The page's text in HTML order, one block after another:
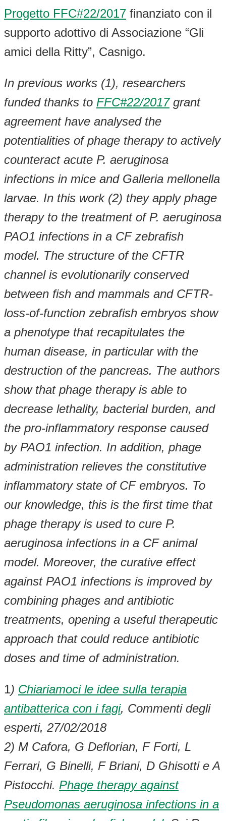
Progetto FFC#22/2017 finanziato con il
supporto adottivo di Associazione “Gli
amici della Ritty”, Casnigo.
In previous works (1), researchers
funded thanks to FFC#22/2017grant
agreement have analysed the
potentialities of phage therapy to actively
counteract acute P. aeruginosa
infections in mice and Galleria mellonella
larvae. In this work (2) they apply phage
therapy to the treatment of P. aeruginosa
PAO1 infections in a CF zebrafish
model. The structure of the CFTR
channel is evolutionarily conserved
between fish and mammals and CFTR-
loss-of-function zebrafish embryos show
a phenotype that recapitulates the
human disease, in particular with the
destruction of the pancreas. The authors
show that phage therapy is able to
decrease lethality, bacterial burden, and
the pro-inflammatory response caused
by PAO1 infection. In addition, phage
administration relieves the constitutive
inflammatory state of CF embryos. To
our knowledge, this is the first time that
phage therapy is used to cure P.
aeruginosa infections in a CF animal
model. Moreover, the curative effect
against PAO1 infections is improved by
combining phages and antibiotic
treatments, opening a useful therapeutic
approach that could reduce antibiotic
doses and time of administration.
1) Chiariamoci le idee sulla terapia
antibatterica con i fagi, Commenti degli
esperti, 27/02/2018
2) M Cafora, G Deflorian, F Forti, L
Ferrari, G Binelli, F Briani, D Ghisotti e A
Pistocchi. Phage therapy against
Pseudomonas aeruginosa infections in a